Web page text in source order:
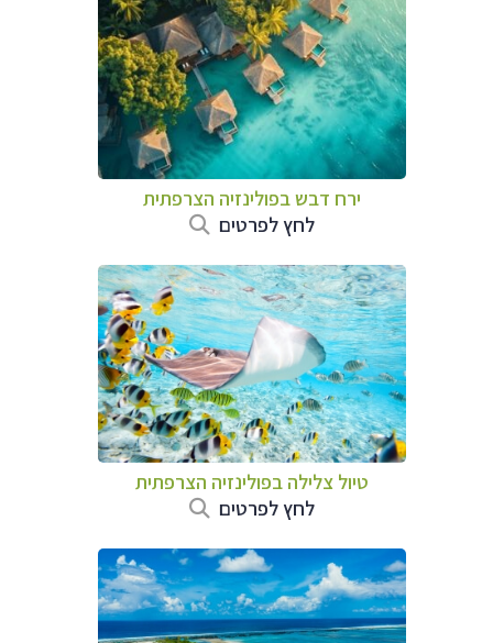
ירח דבש בפולינזיה הצרפתית
לחץ לפרטים
טיול צלילה בפולינזיה הצרפתית
לחץ לפרטים